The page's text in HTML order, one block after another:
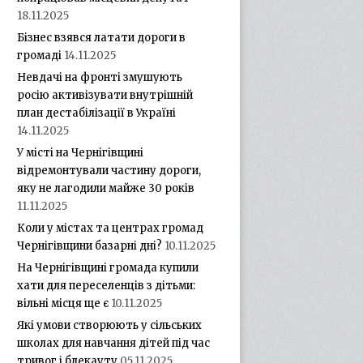
18.11.2025
Бізнес взявся латати дороги в
громаді 14.11.2025
Невдачі на фронті змушують
росію активізувати внутрішній
план дестабілізації в Україні
14.11.2025
У місті на Чернігівщині
відремонтували частину дороги,
яку не лагодили майже 30 років
11.11.2025
Коли у містах та центрах громад
Чернігівщини базарні дні? 10.11.2025
На Чернігівщині громада купили
хати для переселенців з дітьми:
вільні місця ще є 10.11.2025
Які умови створюють у сільських
школах для навчання дітей під час